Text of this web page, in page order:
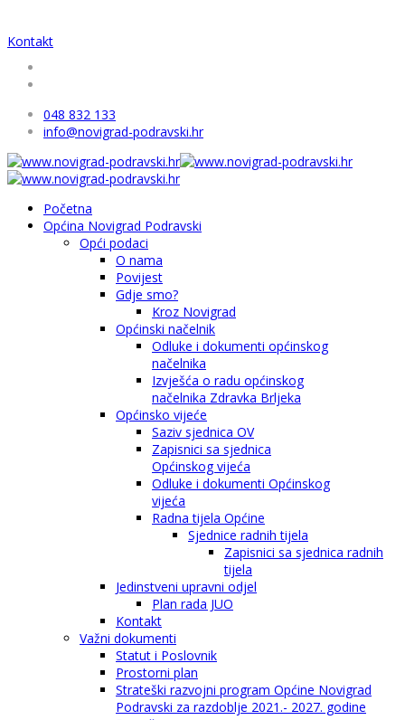
Kontakt
048 832 133
info@novigrad-podravski.hr
Početna
Općina Novigrad Podravski
Opći podaci
O nama
Povijest
Gdje smo?
Kroz Novigrad
Općinski načelnik
Odluke i dokumenti općinskog
načelnika
Izvješća o radu općinskog
načelnika Zdravka Brljeka
Općinsko vijeće
Saziv sjednica OV
Zapisnici sa sjednica
Općinskog vijeća
Odluke i dokumenti Općinskog
vijeća
Radna tijela Općine
Sjednice radnih tijela
Zapisnici sa sjednica radnih
tijela
Jedinstveni upravni odjel
Plan rada JUO
Kontakt
Važni dokumenti
Statut i Poslovnik
Prostorni plan
Strateški razvojni program Općine Novigrad
Podravski za razdoblje 2021.- 2027. godine